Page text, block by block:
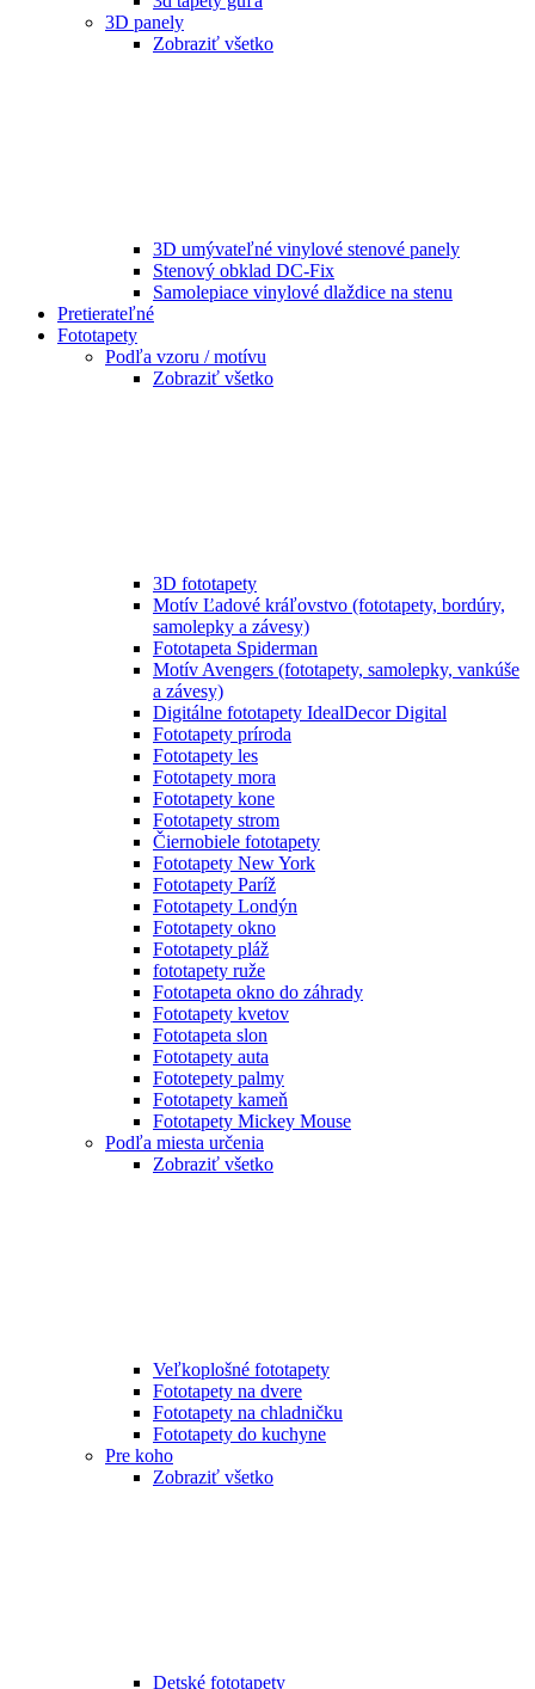
3D panely
Zobraziť všetko
3D umývateľné vinylové stenové panely
Stenový obklad DC-Fix
Samolepiace vinylové dlaždice na stenu
Pretierateľné
Fototapety
Podľa vzoru / motívu
Zobraziť všetko
3D fototapety
Motív Ľadové kráľovstvo (fototapety, bordúry,
samolepky a závesy)
Fototapeta Spiderman
Motív Avengers (fototapety, samolepky, vankúše
a závesy)
Digitálne fototapety IdealDecor Digital
Fototapety príroda
Fototapety les
Fototapety mora
Fototapety kone
Fototapety strom
Čiernobiele fototapety
Fototapety New York
Fototapety Paríž
Fototapety Londýn
Fototapety okno
Fototapety pláž
fototapety ruže
Fototapeta okno do záhrady
Fototapety kvetov
Fototapeta slon
Fototapety auta
Fototepety palmy
Fototapety kameň
Fototapety Mickey Mouse
Podľa miesta určenia
Zobraziť všetko
Veľkoplošné fototapety
Fototapety na dvere
Fototapety na chladničku
Fototapety do kuchyne
Pre koho
Zobraziť všetko
Detské fototapety